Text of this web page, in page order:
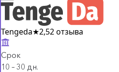
Tengeda★2,52 отзыва
Срок
10 – 30 дн.